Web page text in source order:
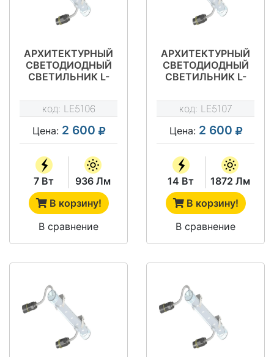
АРХИТЕКТУРНЫЙ
СВЕТОДИОДНЫЙ
СВЕТИЛЬНИК L-
код: LE5106
Цена: 2 600
7 Вт
936 Лм
В корзину!
В сравнение
АРХИТЕКТУРНЫЙ
СВЕТОДИОДНЫЙ
СВЕТИЛЬНИК L-
код: LE5107
Цена: 2 600
14 Вт
1872 Лм
В корзину!
В сравнение